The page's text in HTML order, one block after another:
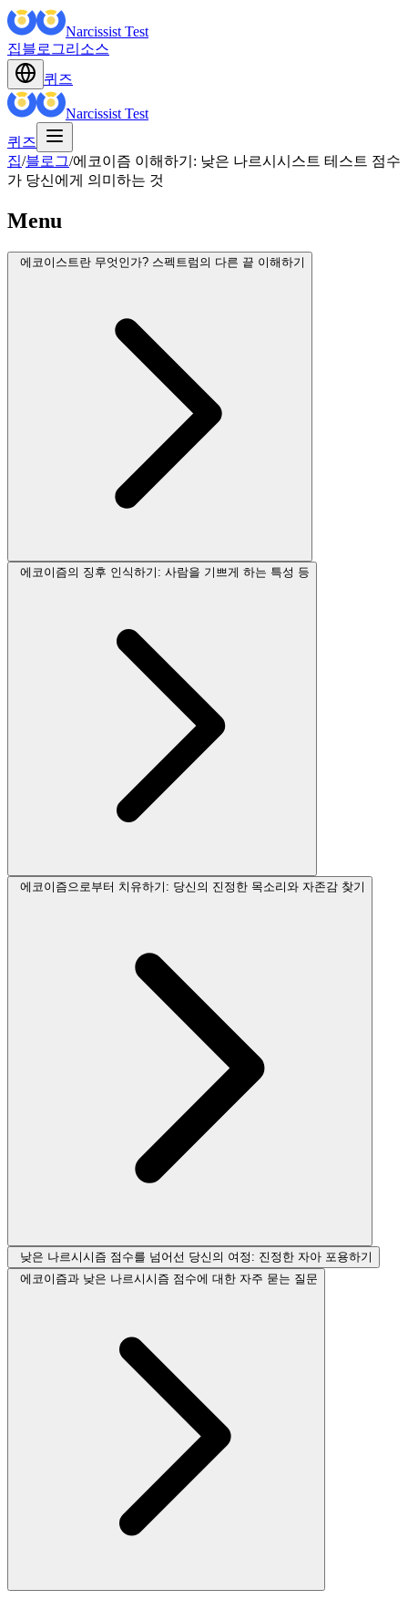
Narcissist Test
집블로그리소스
퀴즈
Narcissist Test
퀴즈
집/블로그/에코이즘 이해하기: 낮은 나르시시스트 테스트 점수
가 당신에게 의미하는 것
Menu
에코이스트란 무엇인가? 스펙트럼의 다른 끝 이해하기
에코이즘의 징후 인식하기: 사람을 기쁘게 하는 특성 등
에코이즘으로부터 치유하기: 당신의 진정한 목소리와 자존감 찾기
낮은 나르시시즘 점수를 넘어선 당신의 여정: 진정한 자아 포용하기
에코이즘과 낮은 나르시시즘 점수에 대한 자주 묻는 질문